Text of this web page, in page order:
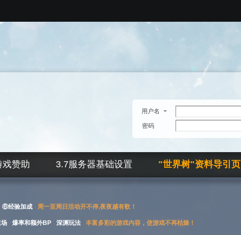
用户名
密码
戏赞助 3.7服务器基础设置 "世界树"资料导引页
⑥经验加成 周一至周日活动开不停,夜夜越有歌！
爆率和额外BP 深渊玩法 丰富多彩的游戏内容，使游戏不再枯燥！